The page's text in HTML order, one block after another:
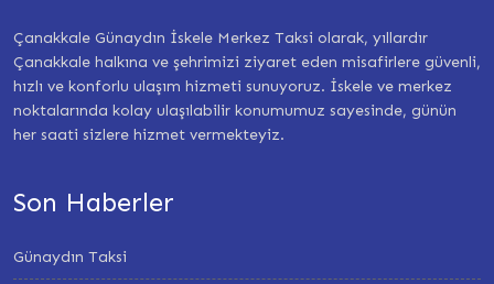
Çanakkale Günaydın İskele Merkez Taksi olarak, yıllardır
Çanakkale halkına ve şehrimizi ziyaret eden misafirlere güvenli,
hızlı ve konforlu ulaşım hizmeti sunuyoruz. İskele ve merkez
noktalarında kolay ulaşılabilir konumumuz sayesinde, günün
her saati sizlere hizmet vermekteyiz.
Son Haberler
Günaydın Taksi